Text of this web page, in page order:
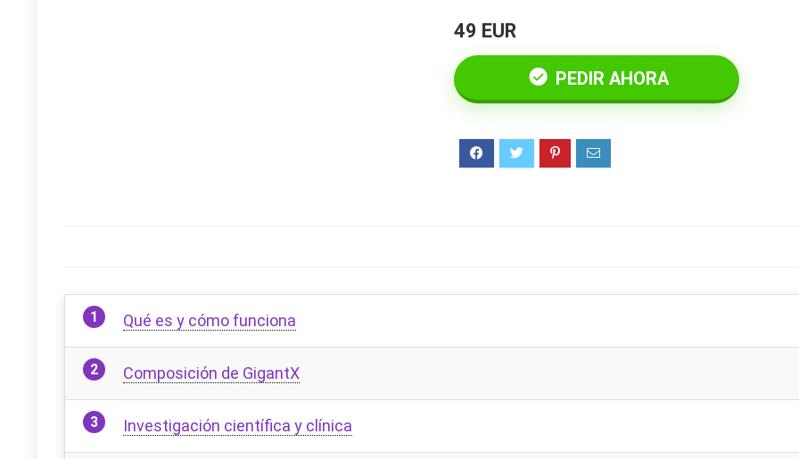
49 EUR
PEDIR AHORA
Qué es y cómo funciona
Composición de GigantX
Investigación científica y clínica